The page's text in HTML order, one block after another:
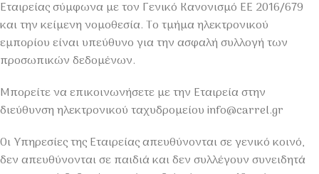
Εταιρείας σύμφωνα με τον Γενικό Κανονισμό ΕΕ 2016/679
και την κείμενη νομοθεσία. Το τμήμα ηλεκτρονικού
εμπορίου είναι υπεύθυνο για την ασφαλή συλλογή των
προσωπικών δεδομένων.
Μπορείτε να επικοινωνήσετε με την Εταιρεία στην
διεύθυνση ηλεκτρονικού ταχυδρομείου info@carrel.gr
Οι Υπηρεσίες της Εταιρείας απευθύνονται σε γενικό κοινό,
δεν απευθύνονται σε παιδιά και δεν συλλέγουν συνειδητά